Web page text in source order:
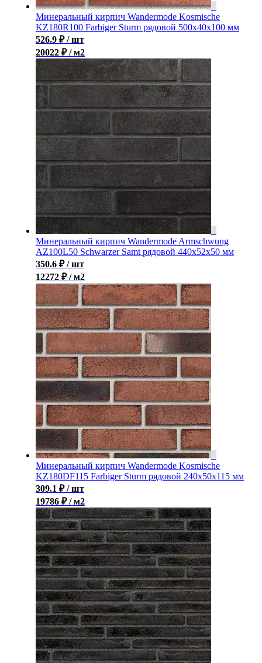
Минеральный кирпич Wandermode Kosmische
KZ180R100 Farbiger Sturm рядовой 500x40x100 мм
526.9 ₽ / шт
20022 ₽ / м2
Минеральный кирпич Wandermode Armschwung
AZ100L50 Schwarzer Samt рядовой 440x52x50 мм
350.6 ₽ / шт
12272 ₽ / м2
Минеральный кирпич Wandermode Kosmische
KZ180DF115 Farbiger Sturm рядовой 240x50x115 мм
309.1 ₽ / шт
19786 ₽ / м2